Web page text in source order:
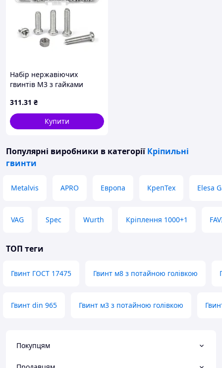
Набір нержавіючих
гвинтів М3 з гайками
311.31 ₴
Купити
Популярні виробники в категорії Кріпильні
гвинти
Metalvis APRO Европа КрепТех Elesa
VAG Spec Wurth Кріплення 1000+1
ТОП теги
Гвинт ГОСТ 17475 Гвинт м8 з потайною голівкою
Гвинт din 965 Гвинт м3 з потайною голівкою
Покупцям